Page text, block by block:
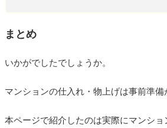
まとめ
いかがでしたでしょうか。
マンションの仕入れ・物上げは事前準備
本ページで紹介したのは実際にマンショ